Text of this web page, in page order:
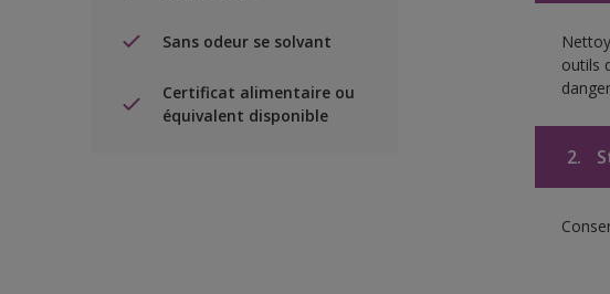
Sans odeur se solvant
Certificat alimentaire ou
équivalent disponible
outils
2.